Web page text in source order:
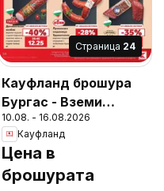
Cтраница 24
Кауфланд брошура
Бургас - Вземи
повече, спести
повече
10.08. - 16.08.2026
Кауфланд
Цена в
брошурата